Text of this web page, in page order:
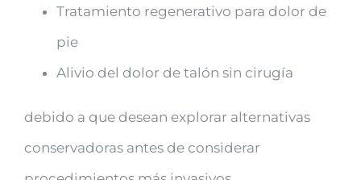
Tratamiento regenerativo para dolor de
pie
Alivio del dolor de talón sin cirugía
debido a que desean explorar alternativas
conservadoras antes de considerar